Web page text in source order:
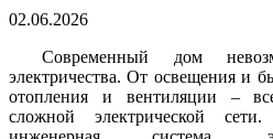
02.06.2026
Современный дом
электричества. От освещения и
отопления и вентиляции –
сложной электрической